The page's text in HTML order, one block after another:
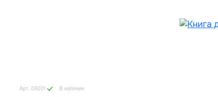
Арт. 09201 В наличии